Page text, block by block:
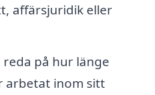
affärsjuridik eller
reda på hur länge
arbetat inom sitt